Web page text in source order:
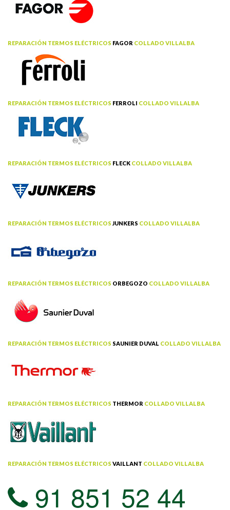
REPARACIÓN TERMOS ELÉCTRICOS FAGOR COLLADO VILLALBA
REPARACIÓN TERMOS ELÉCTRICOS FERROLI COLLADO VILLALBA
REPARACIÓN TERMOS ELÉCTRICOS FLECK COLLADO VILLALBA
REPARACIÓN TERMOS ELÉCTRICOS JUNKERS COLLADO VILLALBA
REPARACIÓN TERMOS ELÉCTRICOS ORBEGOZO COLLADO VILLALBA
REPARACIÓN TERMOS ELÉCTRICOS SAUNIER DUVAL COLLADO VILLALBA
REPARACIÓN TERMOS ELÉCTRICOS THERMOR COLLADO VILLALBA
REPARACIÓN TERMOS ELÉCTRICOS VAILLANT COLLADO VILLALBA
91 851 52 44